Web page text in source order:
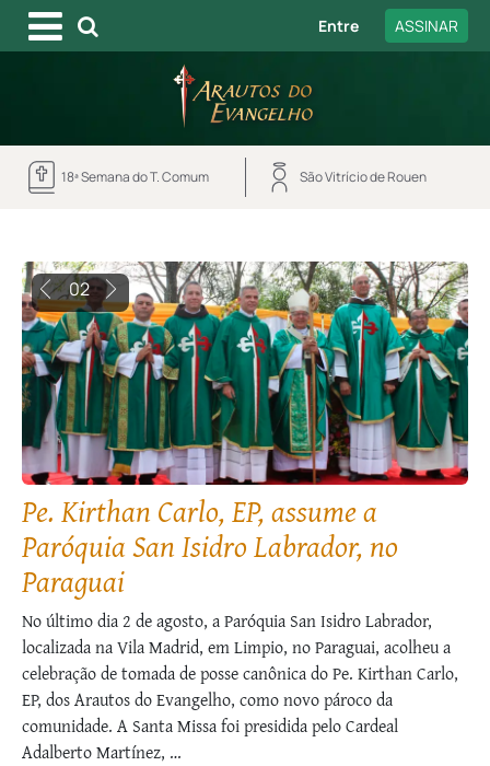
Entre ASSINAR
18ª Semana do T. Comum São Vitrício de Rouen
Pe. Kirthan Carlo, EP, assume a
Paróquia San Isidro Labrador, no
Paraguai
No último dia 2 de agosto, a Paróquia San Isidro Labrador,
localizada na Vila Madrid, em Limpio, no Paraguai, acolheu a
celebração de tomada de posse canônica do Pe. Kirthan Carlo,
EP, dos Arautos do Evangelho, como novo pároco da
comunidade. A Santa Missa foi presidida pelo Cardeal
Adalberto Martínez, …
02